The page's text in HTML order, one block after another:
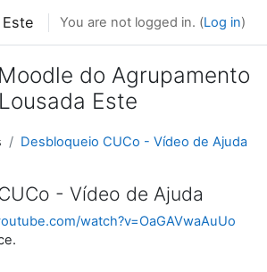
You are not logged in. (Log in)
do Agrupamento
Este
Desbloqueio CUCo - Vídeo de Ajuda
- Vídeo de Ajuda
watch?v=OaGAVwaAuUo